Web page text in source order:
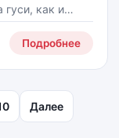
гуси, как и
флот в деле!
Подробнее
Далее